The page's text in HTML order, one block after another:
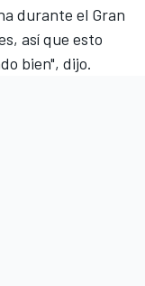
durante el Gran
así que esto
bien", dijo.